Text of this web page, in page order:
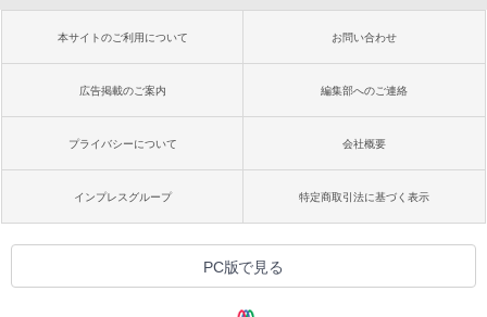
本サイトのご利用について お問い合わせ
広告掲載のご案内 編集部へのご連絡
プライバシーについて 会社概要
インプレスグループ 特定商取引法に基づく表示
PC版で見る